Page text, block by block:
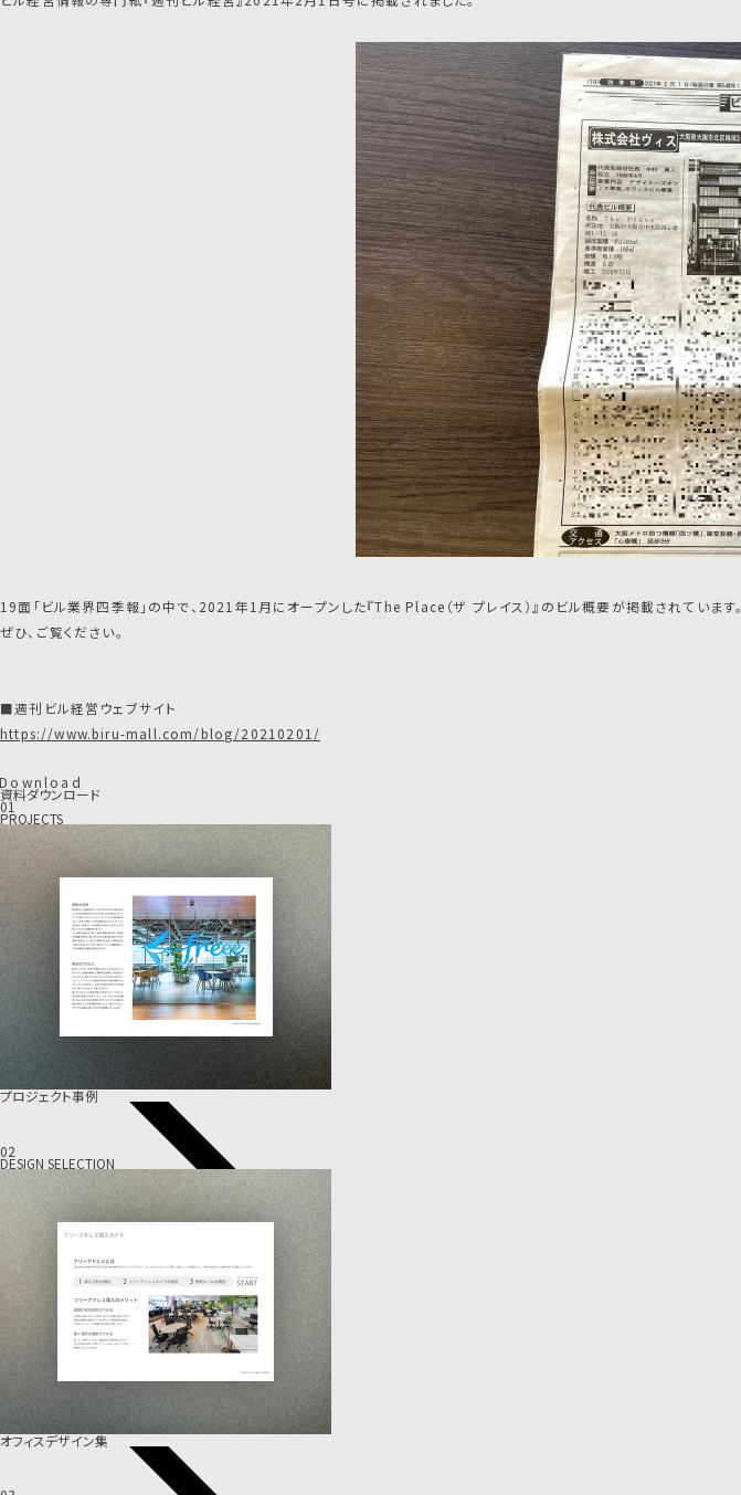
19面「ビル業界四季報」の中で、2021年1月にオープンした『The Place（ザ プレイス）』のビル概要が掲載されています。
ぜひ、ご覧ください。
■週刊ビル経営ウェブサイト
https://www.biru-mall.com/blog/20210201/
D o wnl o a d
資料ダウンロード
01
PROJECTS
プロジェクト事例
02
DESIGN SELECTION
オフィスデザイン集